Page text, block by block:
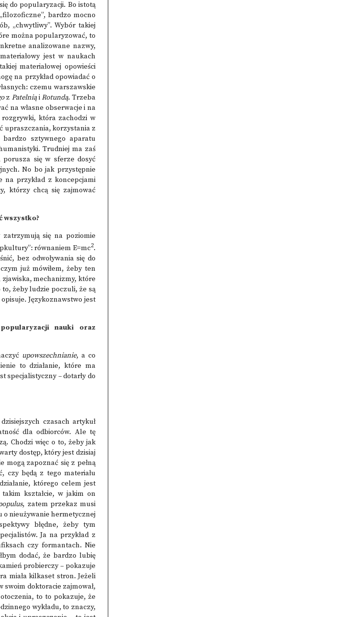
do popularyzacji. Bo istotą
bardzo mocno
„chwytliwy”. Wybór takiej
można popularyzować, to
analizowane nazwy,
jest w naukach
materiałowej opowieści
na przykład opowiadać o
czemu warszawskie
zPatelniąiRotundą. Trzeba
na własne obserwacje i na
która zachodzi w
upraszczania, korzystania z
sztywnego aparatu
Trudniej ma zaś
się w sferze dosyć
No bo jak przystępnie
na przykład z koncepcjami
którzy chcą się zajmować
wszystko?
się na poziomie
równaniem E=mc2.
bez odwoływania się do
już mówiłem, żeby ten
zjawiska, mechanizmy, które
żeby ludzie poczuli, że są
Językoznawstwo jest
nauki oraz
upowszechnianie, a co
to działanie, które ma
specjalistyczny – dotarły do
czasach artykuł
dla odbiorców. Ale tę
Chodzi więc o to, żeby jak
dostęp, który jest dzisiaj
mogą zapoznać się z pełną
czy będą z tego materiału
którego celem jest
kształcie, w jakim on
, zatem przekaz musi
o nieużywanie hermetycznej
błędne, żeby tym
Ja na przykład z
czy formantach. Nie
dodać, że bardzo lubię
probierczy – pokazuje
miała kilkaset stron. Jeżeli
doktoracie zajmował,
to to pokazuje, że
wykładu, to znaczy,